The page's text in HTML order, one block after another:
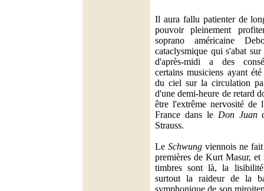
Il aura fallu patienter de
pouvoir pleinement
soprano américaine
cataclysmique qui s'abat
d'après-midi a des
certains musiciens ayant
du ciel sur la circulation
d'une demi-heure de retard
être l'extrême nervosité de
France dans le Don Juan
Strauss.
Le Schwungviennois ne fait
premières de Kurt Masur, et
timbres sont là, la
surtout la raideur de la
symphonique de son